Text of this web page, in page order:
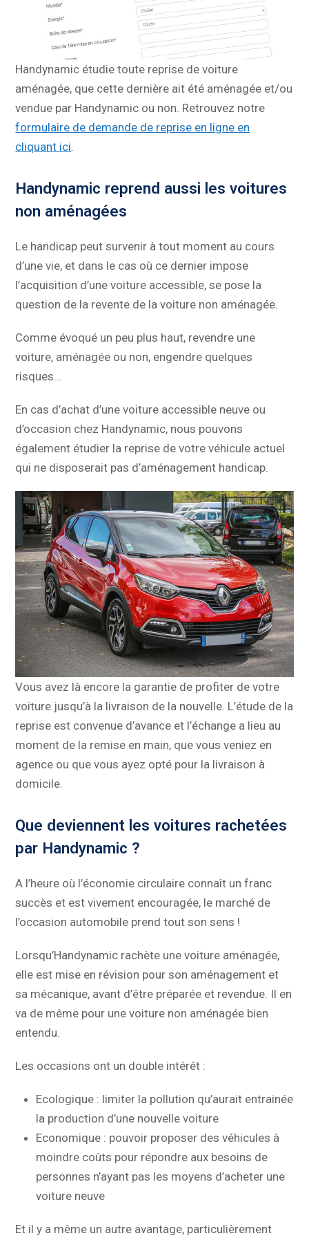
Handynamic étudie toute reprise de voiture
aménagée, que cette dernière ait été aménagée et/ou
vendue par Handynamic ou non. Retrouvez notre
formulaire de demande de reprise en ligne en
cliquant ici.
Handynamic reprend aussi les voitures
non aménagées
Le handicap peut survenir à tout moment au cours
d’une vie, et dans le cas où ce dernier impose
l’acquisition d’une voiture accessible, se pose la
question de la revente de la voiture non aménagée.
Comme évoqué un peu plus haut, revendre une
voiture, aménagée ou non, engendre quelques
risques…
En cas d’achat d’une voiture accessible neuve ou
d’occasion chez Handynamic, nous pouvons
également étudier la reprise de votre véhicule actuel
qui ne disposerait pas d’aménagement handicap.
Vous avez là encore la garantie de profiter de votre
voiture jusqu’à la livraison de la nouvelle. L’étude de la
reprise est convenue d’avance et l’échange a lieu au
moment de la remise en main, que vous veniez en
agence ou que vous ayez opté pour la livraison à
domicile.
Que deviennent les voitures rachetées
par Handynamic ?
A l’heure où l’économie circulaire connaît un franc
succès et est vivement encouragée, le marché de
l’occasion automobile prend tout son sens !
Lorsqu’Handynamic rachète une voiture aménagée,
elle est mise en révision pour son aménagement et
sa mécanique, avant d’être préparée et revendue. Il en
va de même pour une voiture non aménagée bien
entendu.
Les occasions ont un double intérêt :
Ecologique : limiter la pollution qu’aurait entrainée
la production d’une nouvelle voiture
Economique : pouvoir proposer des véhicules à
moindre coûts pour répondre aux besoins de
personnes n’ayant pas les moyens d’acheter une
voiture neuve
Et il y a même un autre avantage, particulièrement